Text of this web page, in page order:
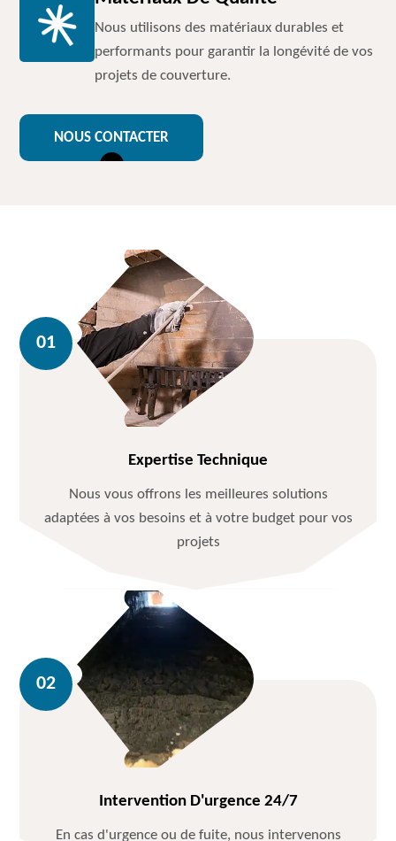
Nous utilisons des matériaux durables et
performants pour garantir la longévité de vos
projets de couverture.
NOUS CONTACTER
Expertise Technique
Nous vous offrons les meilleures solutions
adaptées à vos besoins et à votre budget pour vos
projets
Intervention D'urgence 24/7
En cas d'urgence ou de fuite, nous intervenons